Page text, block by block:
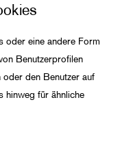
oder eine andere Form
Benutzerprofilen
oder den Benutzer auf
hinweg für ähnliche